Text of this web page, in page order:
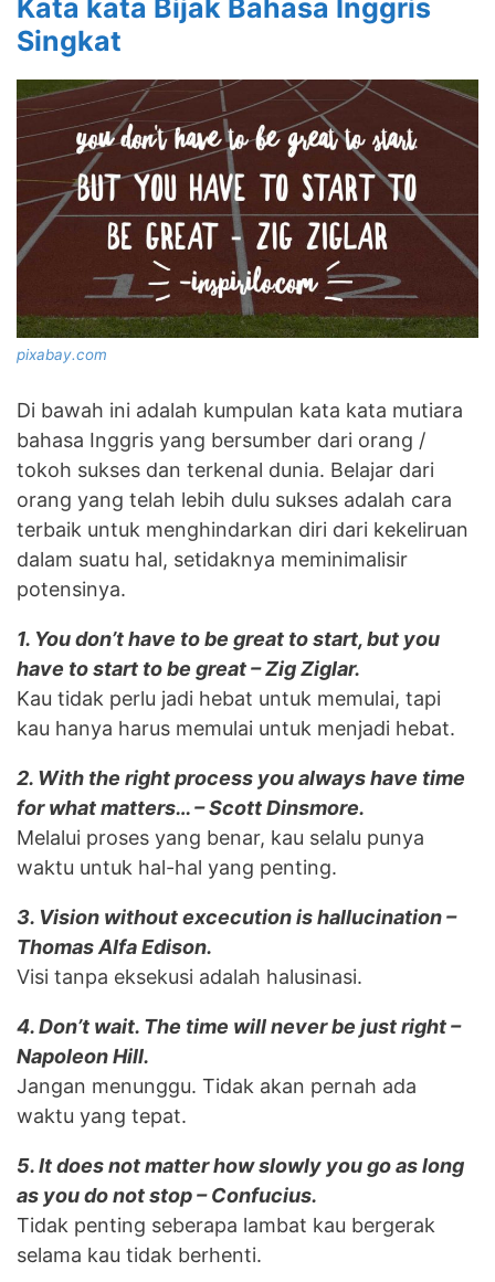
Kata kata Bijak Bahasa Inggris
Singkat
pixabay.com
Di bawah ini adalah kumpulan kata kata mutiara
bahasa Inggris yang bersumber dari orang /
tokoh sukses dan terkenal dunia. Belajar dari
orang yang telah lebih dulu sukses adalah cara
terbaik untuk menghindarkan diri dari kekeliruan
dalam suatu hal, setidaknya meminimalisir
potensinya.
1. You don’t have to be great to start, but you
have to start to be great – Zig Ziglar.
Kau tidak perlu jadi hebat untuk memulai, tapi
kau hanya harus memulai untuk menjadi hebat.
2. With the right process you always have time
for what matters… – Scott Dinsmore.
Melalui proses yang benar, kau selalu punya
waktu untuk hal-hal yang penting.
3. Vision without excecution is hallucination –
Thomas Alfa Edison.
Visi tanpa eksekusi adalah halusinasi.
4. Don’t wait. The time will never be just right –
Napoleon Hill.
Jangan menunggu. Tidak akan pernah ada
waktu yang tepat.
5. It does not matter how slowly you go as long
as you do not stop – Confucius.
Tidak penting seberapa lambat kau bergerak
selama kau tidak berhenti.